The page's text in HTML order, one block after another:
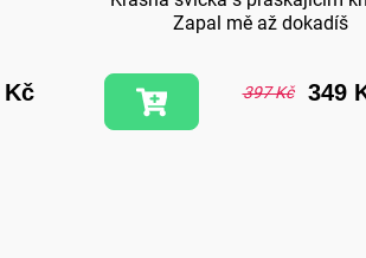
Kč
Zapal mě až dokadíš
397 Kč 349